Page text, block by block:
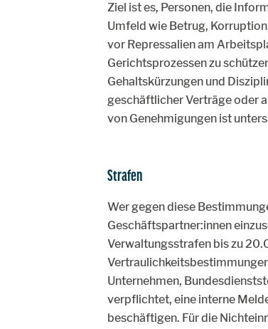
Ziel ist es, Personen, die
Umfeld wie Betrug,
vor Repressalien am
Gerichtsprozessen zu
Gehaltskürzungen und
geschäftlicher Verträge oder
von Genehmigungen ist
Strafen
Wer gegen diese
Geschäftspartner:innen
Verwaltungsstrafen bis zu
Unternehmen,
verpflichtet, eine interne
beschäftigen. Für die